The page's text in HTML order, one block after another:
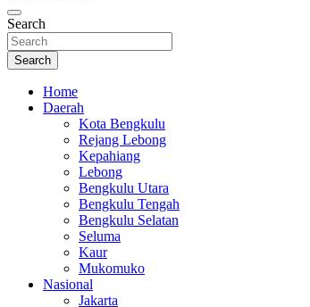
Beritabengkulu.id
Search
Search
Home
Daerah
Kota Bengkulu
Rejang Lebong
Kepahiang
Lebong
Bengkulu Utara
Bengkulu Tengah
Bengkulu Selatan
Seluma
Kaur
Mukomuko
Nasional
Jakarta